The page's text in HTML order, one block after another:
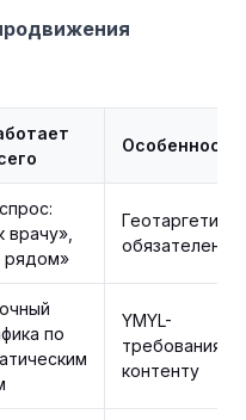
Особенности
врачу»,
рядом»
Геотаргетинг
обязателен
по
YMYL-
требования к
контенту